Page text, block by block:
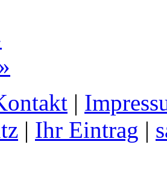
|
| Ihr Eintrag |